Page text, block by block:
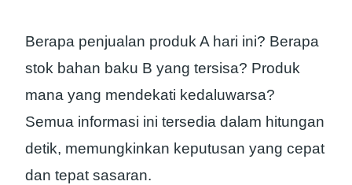
Berapa penjualan produk A hari ini? Berapa
stok bahan baku B yang tersisa? Produk
mana yang mendekati kedaluwarsa?
Semua informasi ini tersedia dalam hitungan
detik, memungkinkan keputusan yang cepat
dan tepat sasaran.